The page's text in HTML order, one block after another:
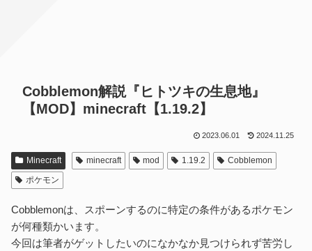
Cobblemon解説『ヒトツキの生息地』
【MOD】minecraft【1.19.2】
2023.06.01 2024.11.25
Minecraft minecraft mod 1.19.2
Cobblemon
ポケモン
Cobblemonは、スポーンするのに特定の条件があるポケモン
が何種類かいます。
今回は筆者がゲットしたいのになかなか見つけられず苦労し